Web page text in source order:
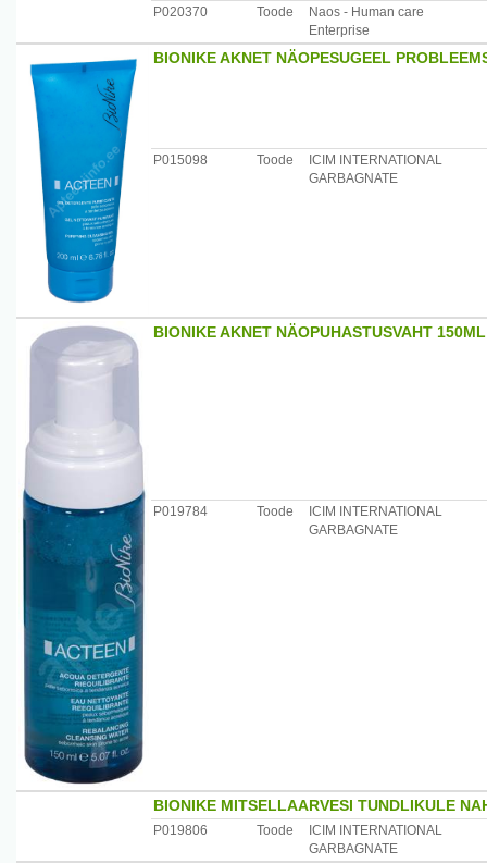
P020370 Toode
Naos - Human care
Enterprise
BIONIKE AKNET NÄOPESUGEEL
P015098 Toode
ICIM INTERNATIONAL
GARBAGNATE
BIONIKE AKNET NÄOPUHASTUSVAHT 150ML
P019784 Toode
ICIM INTERNATIONAL
GARBAGNATE
BIONIKE MITSELLAARVESI TUNDLIKULE
P019806 Toode
ICIM INTERNATIONAL
GARBAGNATE